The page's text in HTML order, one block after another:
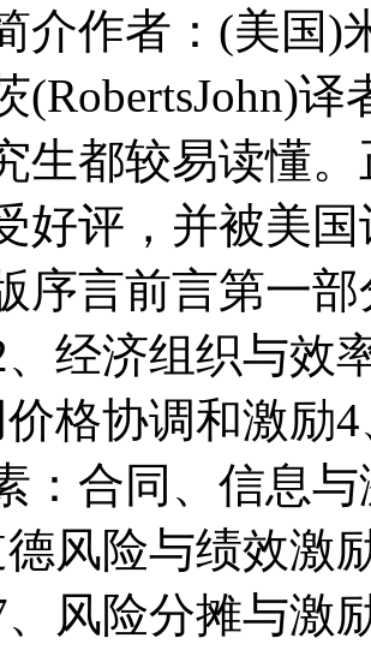
介作者：(美国)
(RobertsJohn)
生都较易读懂
好评，并被美
序言前言第一
经济组织与效
格协调和激励
：合同、信息
风险与绩效激
风险分摊与激